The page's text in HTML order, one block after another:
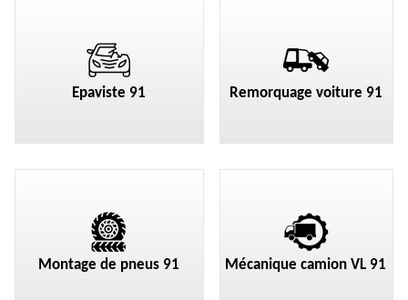
Epaviste 91 Remorquage voiture 91
Montage de pneus 91 Mécanique camion VL 91